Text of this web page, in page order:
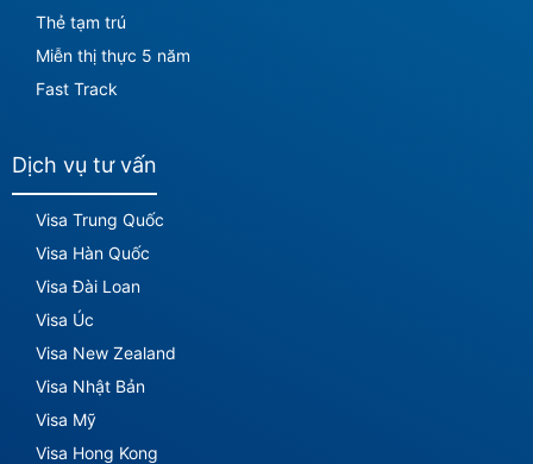
Thẻ tạm trú
Miễn thị thực 5 năm
Fast Track
Dịch vụ tư vấn
Visa Trung Quốc
Visa Hàn Quốc
Visa Đài Loan
Visa Úc
Visa New Zealand
Visa Nhật Bản
Visa Mỹ
Visa Hong Kong